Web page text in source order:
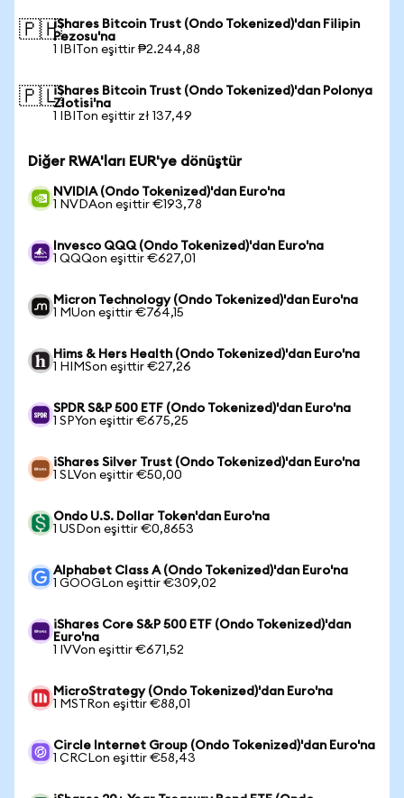
🇵🇭iShares Bitcoin Trust (Ondo Tokenized)'dan Filipin
Pezosu'na
1 IBITon eşittir ₱2.244,88
🇵🇱iShares Bitcoin Trust (Ondo Tokenized)'dan Polonya
Zlotisi'na
1 IBITon eşittir zł 137,49
Diğer RWA'ları EUR'ye dönüştür
NVIDIA (Ondo Tokenized)'dan Euro'na
1 NVDAon eşittir €193,78
Invesco QQQ (Ondo Tokenized)'dan Euro'na
1 QQQon eşittir €627,01
Micron Technology (Ondo Tokenized)'dan Euro'na
1 MUon eşittir €764,15
Hims & Hers Health (Ondo Tokenized)'dan Euro'na
1 HIMSon eşittir €27,26
SPDR S&P 500 ETF (Ondo Tokenized)'dan Euro'na
1 SPYon eşittir €675,25
iShares Silver Trust (Ondo Tokenized)'dan Euro'na
1 SLVon eşittir €50,00
Ondo U.S. Dollar Token'dan Euro'na
1 USDon eşittir €0,8653
Alphabet Class A (Ondo Tokenized)'dan Euro'na
1 GOOGLon eşittir €309,02
iShares Core S&P 500 ETF (Ondo Tokenized)'dan
Euro'na
1 IVVon eşittir €671,52
MicroStrategy (Ondo Tokenized)'dan Euro'na
1 MSTRon eşittir €88,01
Circle Internet Group (Ondo Tokenized)'dan Euro'na
1 CRCLon eşittir €58,43